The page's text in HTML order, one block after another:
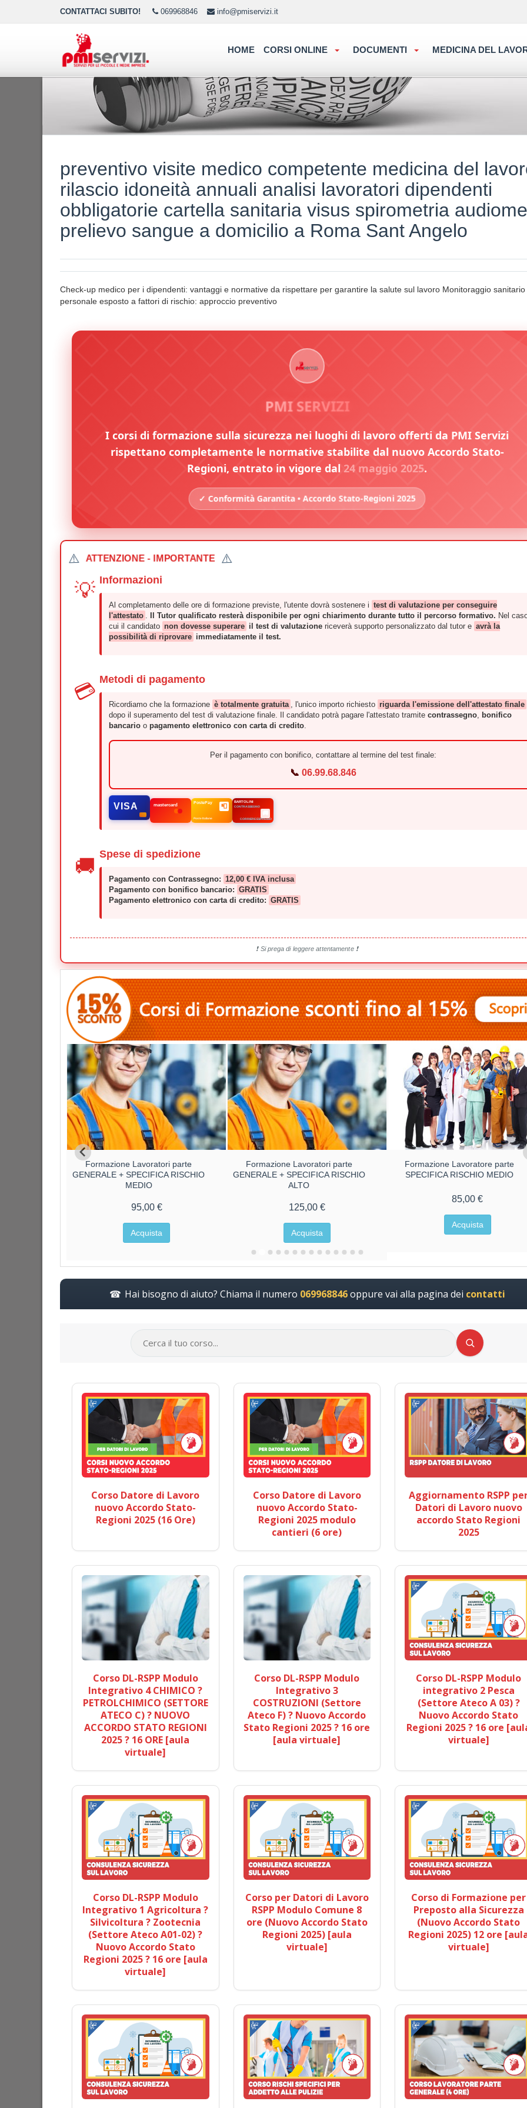
CONTATTACI SUBITO! 069968846 info@pmiservizi.it
HOME CORSI ONLINE DOCUMENTI MEDICINA DEL
preventivo visite medico competente medicina del
rilascio idoneità annuali analisi lavoratori dipendenti
obbligatorie cartella sanitaria visus spirometria
prelievo sangue a domicilio a Roma Sant Angelo
Check-up medico per i dipendenti: vantaggi e normative da rispettare per garantire la salute sul lavoro Monitoraggio sanitario
personale esposto a fattori di rischio: approccio preventivo
PMI SERVIZI
I corsi di formazione sulla sicurezza nei luoghi di lavoro offerti da PMI Servizi
rispettano completamente le normative stabilite dal nuovo Accordo Stato-
Regioni, entrato in vigore dal 24 maggio 2025.
✓ Conformità Garantita • Accordo Stato-Regioni 2025
⚠️ ATTENZIONE - IMPORTANTE ⚠️
💡 Informazioni
Al completamento delle ore di formazione previste, l'utente dovrà sostenere i test di valutazione per conseguire
l'attestato . Il Tutor qualificato resterà disponibile per ogni chiarimento durante tutto il percorso formativo. Nel
cui il candidato non dovesse superare il test di valutazione riceverà supporto personalizzato dal tutor e avrà la
possibilità di riprovare immediatamente il test.
💳
Metodi di pagamento
Ricordiamo che la formazione è totalmente gratuita , l'unico importo richiesto riguarda l'emissione dell'attestato finale
dopo il superamento del test di valutazione finale. Il candidato potrà pagare l'attestato tramite contrassegno, bonifico
bancario o pagamento elettronico con carta di credito.
Per il pagamento con bonifico, contattare al termine del test finale:
📞 06.99.68.846
VISA mastercard PostePay
Poste Italiane
📮
BARTOLINI
CONTRASSEGNO
CORRIERE ESPRESSO
🚚
🚚
Spese di spedizione
Pagamento con Contrassegno: 12,00 € IVA inclusa
Pagamento con bonifico bancario: GRATIS
Pagamento elettronico con carta di credito: GRATIS
❗ Si prega di leggere attentamente ❗
Formazione Lavoratori parte
GENERALE + SPECIFICA RISCHIO
MEDIO
95,00 €
Acquista
Formazione Lavoratori parte
GENERALE + SPECIFICA RISCHIO
ALTO
125,00 €
Acquista
Formazione Lavoratore parte
SPECIFICA RISCHIO MEDIO
85,00 €
Acquista
Hai bisogno di aiuto? Chiama il numero 069968846oppure vai alla pagina dei contatti
Corso Datore di Lavoro
nuovo Accordo Stato-
Regioni 2025 (16 Ore)
Corso Datore di Lavoro
nuovo Accordo Stato-
Regioni 2025 modulo
cantieri (6 ore)
Aggiornamento RSPP
Datori di Lavoro nuovo
accordo Stato Regioni
2025
Corso DL-RSPP Modulo
Integrativo 4 CHIMICO ?
PETROLCHIMICO (SETTORE
ATECO C) ? NUOVO
ACCORDO STATO REGIONI
2025 ? 16 ORE [aula
virtuale]
Corso DL-RSPP Modulo
Integrativo 3
COSTRUZIONI (Settore
Ateco F) ? Nuovo Accordo
Stato Regioni 2025 ? 16 ore
[aula virtuale]
Corso DL-RSPP Modulo
integrativo 2 Pesca
(Settore Ateco A 03) ?
Nuovo Accordo Stato
Regioni 2025 ? 16 ore
virtuale]
Corso DL-RSPP Modulo
Integrativo 1 Agricoltura ?
Silvicoltura ? Zootecnia
(Settore Ateco A01-02) ?
Nuovo Accordo Stato
Regioni 2025 ? 16 ore [aula
virtuale]
Corso per Datori di Lavoro
RSPP Modulo Comune 8
ore (Nuovo Accordo Stato
Regioni 2025) [aula
virtuale]
Corso di Formazione per
Preposto alla Sicurezza
(Nuovo Accordo Stato
Regioni 2025) 12 ore
virtuale]